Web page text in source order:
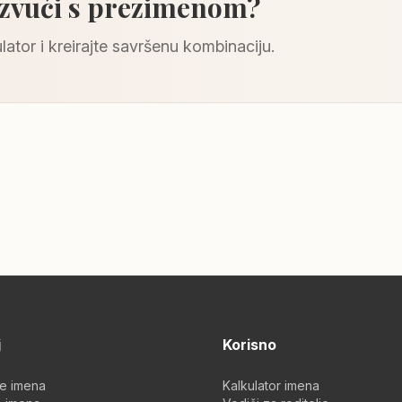
s prezimenom?
i kreirajte savršenu kombinaciju.
imena
Korisno
Kalkulator imena